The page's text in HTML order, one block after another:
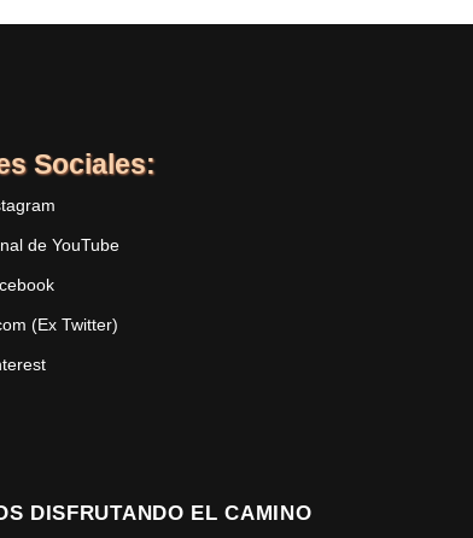
Sociales:
de YouTube
(Ex Twitter)
DISFRUTANDO EL CAMINO